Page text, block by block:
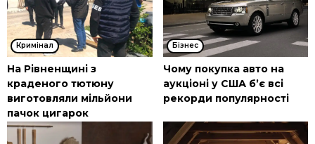
Кримінал
На Рівненщині з
краденого тютюну
виготовляли мільйони
пачок цигарок
Бізнес
Чому покупка авто на
аукціоні у США б’є всі
рекорди популярності